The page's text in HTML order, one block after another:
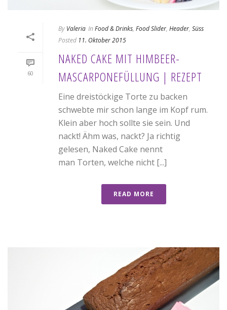
60
By Valeria In Food & Drinks, Food Slider, Header, Süss
Posted 11. Oktober 2015
NAKED CAKE MIT HIMBEER-
MASCARPONEFÜLLUNG | REZEPT
Eine dreistöckige Torte zu backen
schwebte mir schon lange im Kopf rum.
Klein aber hoch sollte sie sein. Und
nackt! Ähm was, nackt? Ja richtig
gelesen, Naked Cake nennt
man Torten, welche nicht [...]
READ MORE